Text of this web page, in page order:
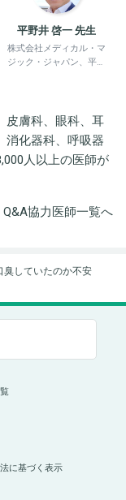
平野井 啓一 先生
株式会社メディカル・マ
ジック・ジャパン、平野
皮膚科、眼科、耳
消化器科、呼吸器
人以上の医師が
Q&A協力医師一覧へ
臭していたのか不安
に基づく表示